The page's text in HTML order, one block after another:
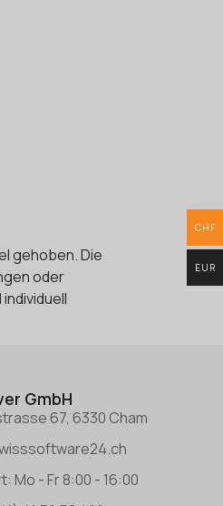
gehoben. Die
oder
GmbH
67, 6330 Cham
Mo - Fr 8:00 - 16:00
CHF
EUR